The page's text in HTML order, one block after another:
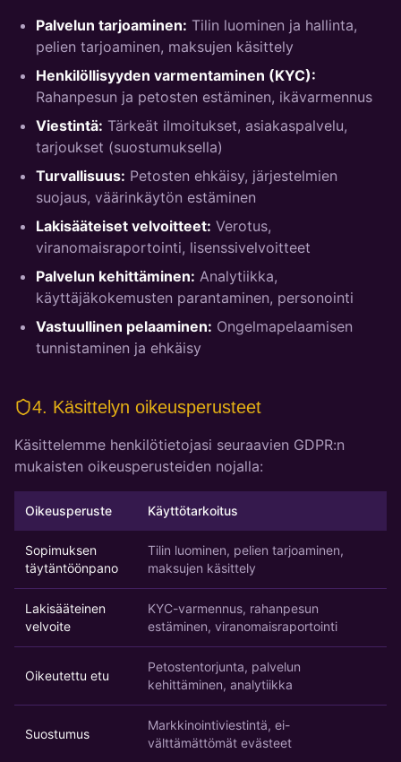
Palvelun tarjoaminen: Tilin luominen ja hallinta,
pelien tarjoaminen, maksujen käsittely
Henkilöllisyyden varmentaminen (KYC):
Rahanpesun ja petosten estäminen, ikävarmennus
Viestintä: Tärkeät ilmoitukset, asiakaspalvelu,
tarjoukset (suostumuksella)
Turvallisuus: Petosten ehkäisy, järjestelmien
suojaus, väärinkäytön estäminen
Lakisääteiset velvoitteet: Verotus,
viranomaisraportointi, lisenssivelvoitteet
Palvelun kehittäminen: Analytiikka,
käyttäjäkokemusten parantaminen, personointi
Vastuullinen pelaaminen: Ongelmapelaamisen
tunnistaminen ja ehkäisy
4. Käsittelyn oikeusperusteet
Käsittelemme henkilötietojasi seuraavien GDPR:n
mukaisten oikeusperusteiden nojalla:
Oikeusperuste Käyttötarkoitus
Sopimuksen
täytäntöönpano
Tilin luominen, pelien tarjoaminen,
maksujen käsittely
Lakisääteinen
velvoite
KYC-varmennus, rahanpesun
estäminen, viranomaisraportointi
Oikeutettu etu
Petostentorjunta, palvelun
kehittäminen, analytiikka
Suostumus
Markkinointiviestintä, ei-
välttämättömät evästeet